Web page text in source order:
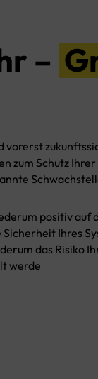
–
vorerst
zum Schutz
positiv auf
Ihres
das Risiko
werde